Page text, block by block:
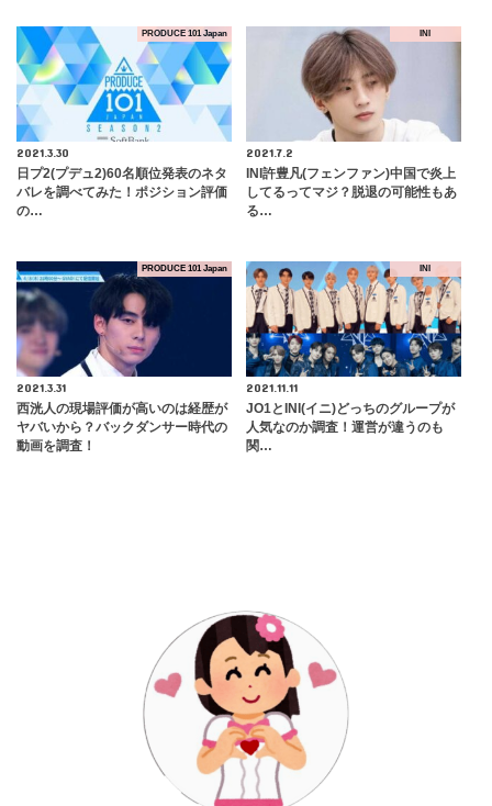
PRODUCE 101 Japan
2021.3.30
日プ2(プデュ2)60名順位発表のネタ
バレを調べてみた！ポジション評価
の…
INI
2021.7.2
INI許豊凡(フェンファン)中国で炎上
してるってマジ？脱退の可能性もあ
る…
PRODUCE 101 Japan
2021.3.31
西洸人の現場評価が高いのは経歴が
ヤバいから？バックダンサー時代の
動画を調査！
INI
2021.11.11
JO1とINI(イニ)どっちのグループが
人気なのか調査！運営が違うのも
関…